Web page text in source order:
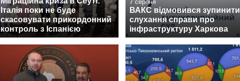
Італія поки не буде
скасовувати прикордонний
контроль з Іспанією
7 серпня
ВАКС відмовився зупинити
слухання справи про
інфраструктуру Харкова